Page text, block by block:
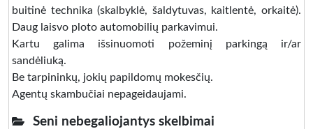
buitinė technika (skalbyklė, šaldytuvas, kaitlentė, orkaitė).
Daug laisvo ploto automobilių parkavimui.
Kartu galima išsinuomoti požeminį parkingą ir/ar
sandėliuką.
Be tarpininkų, jokių papildomų mokesčių.
Agentų skambučiai nepageidaujami.
Seni nebegaliojantys skelbimai